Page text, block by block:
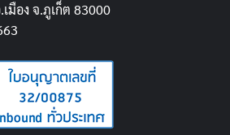
มือง จ.ภูเก็ต 83000